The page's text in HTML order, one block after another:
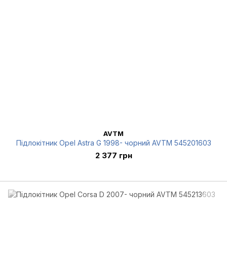
AVTM
Підлокітник Opel Astra G 1998- чорний AVTM 545201603
2 377 грн